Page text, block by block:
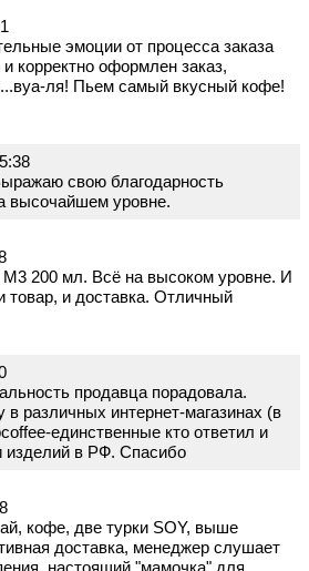
эмоции от процесса заказа
корректно оформлен заказ,
ля! Пьем самый вкусный кофе!
свою благодарность
высочайшем уровне.
200 мл. Всё на высоком уровне. И
товар, и доставка. Отличный
продавца порадовала.
различных интернет-магазинах (в
единственные кто ответил и
изделий в РФ. Спасибо
кофе, две турки SOY, выше
доставка, менеджер слушает
настоящий "мамочка" для